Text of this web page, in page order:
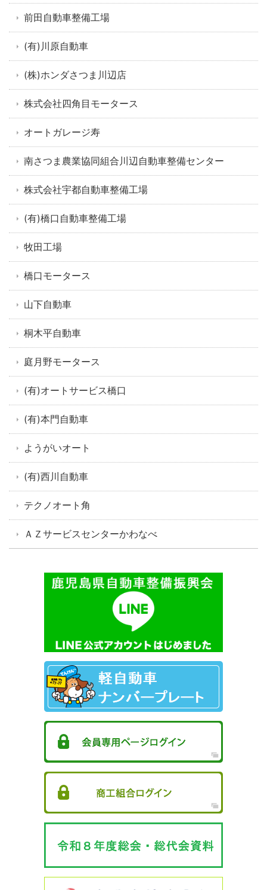
前田自動車整備工場
(有)川原自動車
(株)ホンダさつま川辺店
株式会社四角目モータース
オートガレージ寿
南さつま農業協同組合川辺自動車整備センター
株式会社宇都自動車整備工場
(有)橋口自動車整備工場
牧田工場
橋口モータース
山下自動車
桐木平自動車
庭月野モータース
(有)オートサービス橋口
(有)本門自動車
ようがいオート
(有)西川自動車
テクノオート角
ＡＺサービスセンターかわなべ